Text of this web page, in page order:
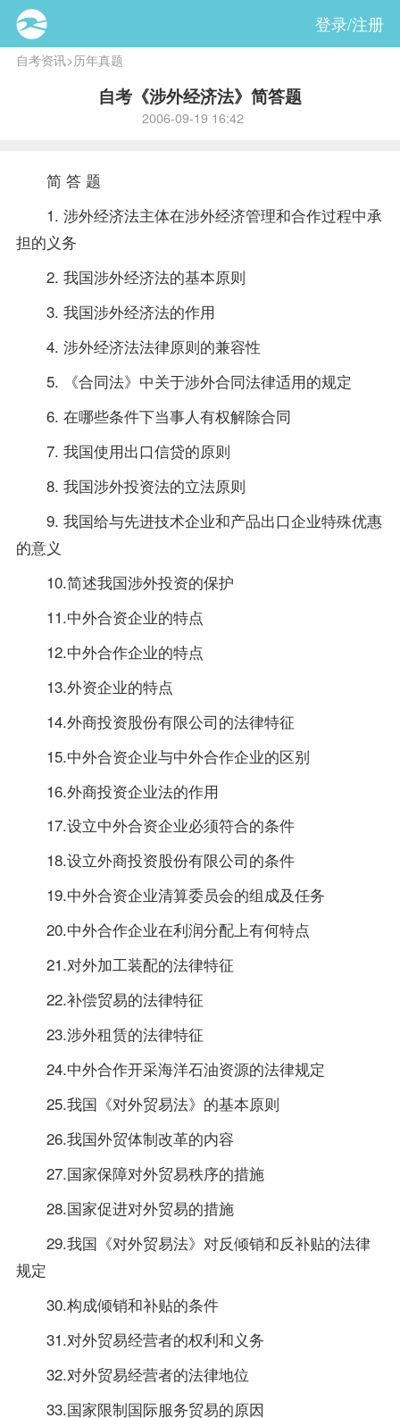
登录/注册
自考资讯>历年真题
自考《涉外经济法》简答题
2006-09-19 16:42
简 答 题
1. 涉外经济法主体在涉外经济管理和合作过程中承
担的义务
2. 我国涉外经济法的基本原则
3. 我国涉外经济法的作用
4. 涉外经济法法律原则的兼容性
5. 《合同法》中关于涉外合同法律适用的规定
6. 在哪些条件下当事人有权解除合同
7. 我国使用出口信贷的原则
8. 我国涉外投资法的立法原则
9. 我国给与先进技术企业和产品出口企业特殊优惠
的意义
10.简述我国涉外投资的保护
11.中外合资企业的特点
12.中外合作企业的特点
13.外资企业的特点
14.外商投资股份有限公司的法律特征
15.中外合资企业与中外合作企业的区别
16.外商投资企业法的作用
17.设立中外合资企业必须符合的条件
18.设立外商投资股份有限公司的条件
19.中外合资企业清算委员会的组成及任务
20.中外合作企业在利润分配上有何特点
21.对外加工装配的法律特征
22.补偿贸易的法律特征
23.涉外租赁的法律特征
24.中外合作开采海洋石油资源的法律规定
25.我国《对外贸易法》的基本原则
26.我国外贸体制改革的内容
27.国家保障对外贸易秩序的措施
28.国家促进对外贸易的措施
29.我国《对外贸易法》对反倾销和反补贴的法律
规定
30.构成倾销和补贴的条件
31.对外贸易经营者的权利和义务
32.对外贸易经营者的法律地位
33.国家限制国际服务贸易的原因